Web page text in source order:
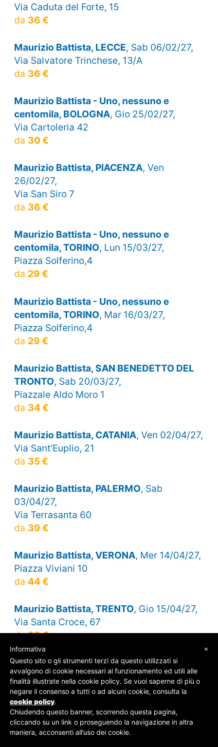
Via Caduta del Forte, 15
da 36 €
Maurizio Battista, LECCE, Sab 06/02/27,
Via Salvatore Trinchese, 13/A
da 36 €
Maurizio Battista - Uno, nessuno e
centomila, BOLOGNA, Gio 25/02/27,
Via Cartoleria 42
da 30 €
Maurizio Battista, PIACENZA, Ven
26/02/27,
Via San Siro 7
da 36 €
Maurizio Battista - Uno, nessuno e
centomila, TORINO, Lun 15/03/27,
Piazza Solferino,4
da 29 €
Maurizio Battista - Uno, nessuno e
centomila, TORINO, Mar 16/03/27,
Piazza Solferino,4
da 29 €
Maurizio Battista, SAN BENEDETTO DEL
TRONTO, Sab 20/03/27,
Piazzale Aldo Moro 1
da 34 €
Maurizio Battista, CATANIA, Ven 02/04/27,
Via Sant'Euplio, 21
da 35 €
Maurizio Battista, PALERMO, Sab
03/04/27,
Via Terrasanta 60
da 39 €
Maurizio Battista, VERONA, Mer 14/04/27,
Piazza Viviani 10
da 44 €
Maurizio Battista, TRENTO, Gio 15/04/27,
Via Santa Croce, 67
da38 €
© SOS Biglietti - P.Iva 09162100961 -Chi Siamo
Contatti-Privacy Policy
×
Informativa
Questo sito o gli strumenti terzi da questo utilizzati si
avvalgono di cookie necessari al funzionamento ed utili alle
finalità illustrate nella cookie policy. Se vuoi saperne di più o
negare il consenso a tutti o ad alcuni cookie, consulta la
cookie policy.
Chiudendo questo banner, scorrendo questa pagina,
cliccando su un link o proseguendo la navigazione in altra
maniera, acconsenti all’uso dei cookie.